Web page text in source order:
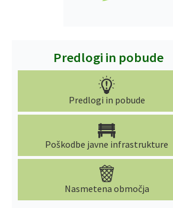
Predlogi in pobude
Predlogi in pobude
Poškodbe javne infrastrukture
Nasmetena območja